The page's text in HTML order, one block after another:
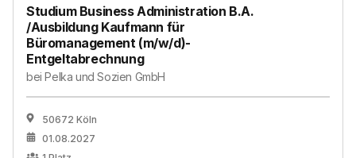
Studium Business Administration B.A.
/Ausbildung Kaufmann für
Büromanagement (m/w/d)-
Entgeltabrechnung
beiPelka und Sozien GmbH
50672 Köln
01.08.2027